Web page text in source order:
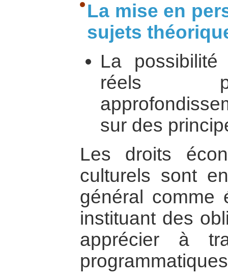
La mise en
sujets
La possibilité
réels
sur des
Les droits
culturels sont
général comme
instituant des
apprécier à